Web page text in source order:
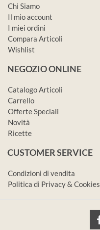
Chi Siamo
Il mio account
I miei ordini
Compara Articoli
Wishlist
NEGOZIO ONLINE
Catalogo Articoli
Carrello
Offerte Speciali
Novità
Ricette
CUSTOMER SERVICE
Condizioni di vendita
Politica di Privacy & Cookies